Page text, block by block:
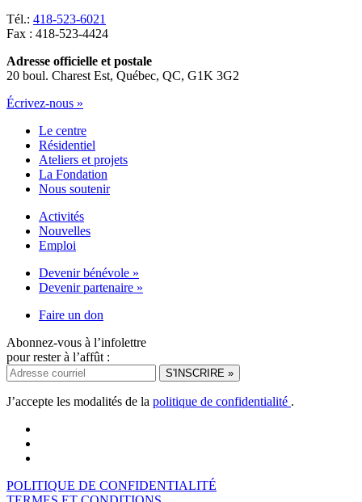
Tél.: 418-523-6021
Fax : 418-523-4424
Adresse officielle et postale
20 boul. Charest Est, Québec, QC, G1K 3G2
Écrivez-nous »
Le centre
Résidentiel
Ateliers et projets
La Fondation
Nous soutenir
Activités
Nouvelles
Emploi
Devenir bénévole »
Devenir partenaire »
Faire un don
Abonnez-vous à l’infolettre
pour rester à l’affût :
J’accepte les modalités de la politique de confidentialité .
POLITIQUE DE CONFIDENTIALITÉ